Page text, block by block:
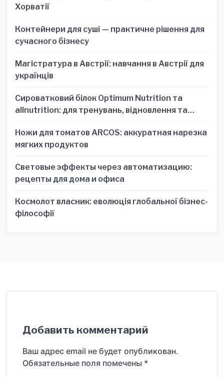
Хорватії
Контейнери для суші — практичне рішення для
сучасного бізнесу
Магістратура в Австрії: навчання в Австрії для
українців
Сироватковий білок Optimum Nutrition та
allnutrition: для тренувань, відновлення та
Ножи для томатов ARCOS: аккуратная нарезка
мягких продуктов
Световые эффекты через автоматизацию:
рецепты для дома и офиса
Космолот власник: еволюція глобальної бізнес-
філософії
Добавить комментарий
Ваш адрес email не будет опубликован.
Обязательные поля помечены *